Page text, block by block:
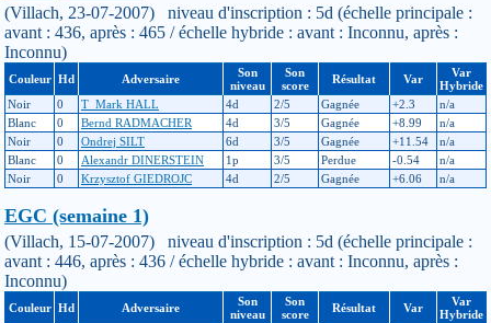
(Villach, 23-07-2007) niveau d'inscription : 5d (échelle principale :
avant : 436, après : 465 / échelle hybride : avant : Inconnu, après :
Inconnu)
Couleur Hd Adversaire
Son
niveau
Son
score
Résultat Var
Var
Hybride
Noir
0 T_Mark HALL 4d 2/5 Gagnée +2.3
n/a
Blanc
0 Bernd RADMACHER 4d 3/5 Gagnée +8.99
n/a
Noir
0 Ondrej SILT 6d 3/5 Gagnée +11.54
n/a
Blanc
0 Alexandr DINERSTEIN 1p 3/5 Perdue -0.54
n/a
Noir
0 Krzysztof GIEDROJC 4d 2/5 Gagnée +6.06 n/a
EGC (semaine 1)
(Villach, 15-07-2007) niveau d'inscription : 5d (échelle principale :
avant : 446, après : 436 / échelle hybride : avant : Inconnu, après :
Inconnu)
Couleur Hd Adversaire
Son
niveau
Son
score
Résultat Var
Var
Hybride